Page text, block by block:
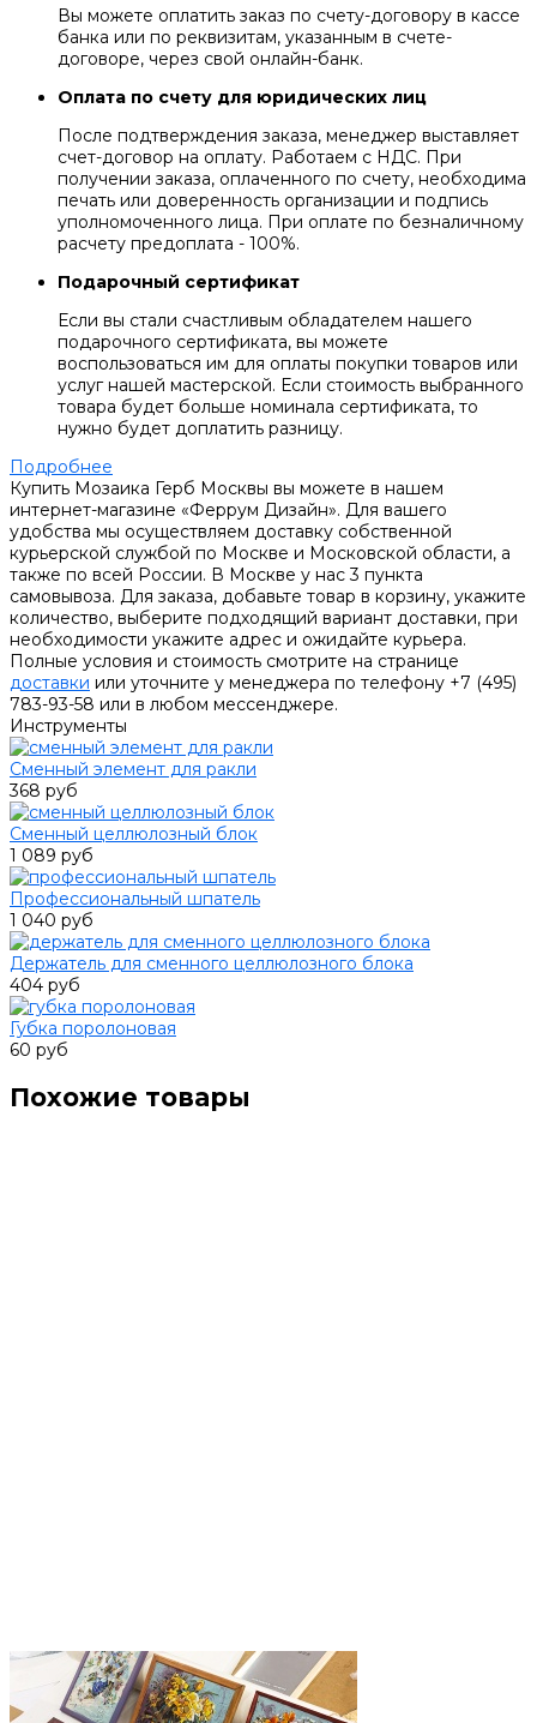
Вы можете оплатить заказ по счету-договору в кассе
банка или по реквизитам, указанным в счете-
договоре, через свой онлайн-банк.
Оплата по счету для юридических лиц
После подтверждения заказа, менеджер выставляет
счет-договор на оплату. Работаем с НДС. При
получении заказа, оплаченного по счету, необходима
печать или доверенность организации и подпись
уполномоченного лица. При оплате по безналичному
расчету предоплата - 100%.
Подарочный сертификат
Если вы стали счастливым обладателем нашего
подарочного сертификата, вы можете
воспользоваться им для оплаты покупки товаров или
услуг нашей мастерской. Если стоимость выбранного
товара будет больше номинала сертификата, то
нужно будет доплатить разницу.
Подробнее
Купить Мозаика Герб Москвы вы можете в нашем
интернет-магазине «Феррум Дизайн». Для вашего
удобства мы осуществляем доставку собственной
курьерской службой по Москве и Московской области, а
также по всей России. В Москве у нас 3 пункта
самовывоза. Для заказа, добавьте товар в корзину, укажите
количество, выберите подходящий вариант доставки, при
необходимости укажите адрес и ожидайте курьера.
Полные условия и стоимость смотрите на странице
доставки или уточните у менеджера по телефону +7 (495)
783-93-58 или в любом мессенджере.
Инструменты
Сменный элемент для ракли
368 руб
Сменный целлюлозный блок
1 089 руб
Профессиональный шпатель
1 040 руб
Держатель для сменного целлюлозного блока
404 руб
Губка поролоновая
60 руб
Похожие товары